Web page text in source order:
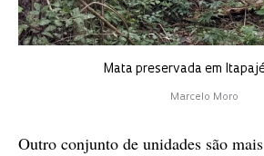
Mata preservada em
Marcelo Moro
Outro conjunto de unidades são